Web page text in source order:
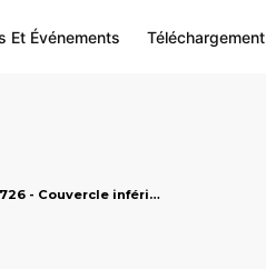
Et Événements Téléchargement
944028726 - Couvercle inférieur pour moteur hydraulique, markets: []string{"A", "B", "AU"}